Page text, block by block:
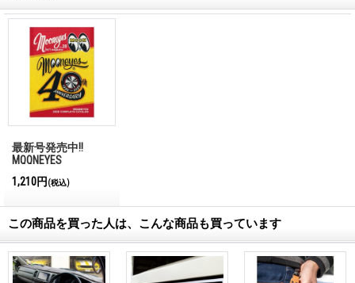
最新号発売中!!
MQQNEYES
Magazine No.28 2026
1,210円 (税込)
この商品を買った人は、こんな商品も買っています